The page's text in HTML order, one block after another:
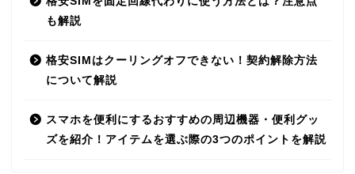
も解説
格安SIMはクーリングオフできない！契約解除方法
について解説
スマホを便利にするおすすめの周辺機器・便利グッ
ズを紹介！アイテムを選ぶ際の3つのポイントを解説